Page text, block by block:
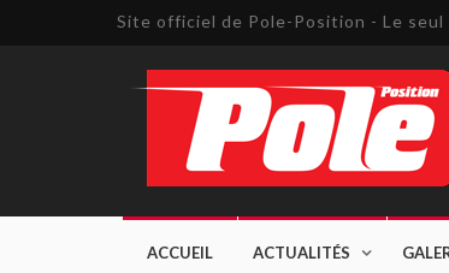
Site officiel de Pole-Position - Le
ACCUEIL ACTUALITÉS